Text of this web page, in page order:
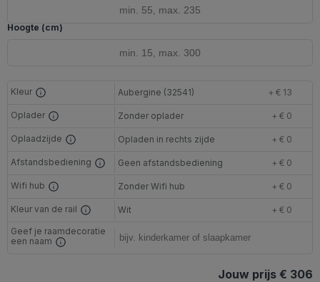
Hoogte (cm)
Kleur Aubergine (32541) + € 13
Oplader Zonder oplader + € 0
Oplaadzijde Opladen in rechts zijde + € 0
Afstandsbediening Geen afstandsbediening + € 0
Wifi hub Zonder Wifi hub + € 0
Kleur van de rail Wit
+ € 0
Geef je raamdecoratie
een naam
Jouw prijs € 306